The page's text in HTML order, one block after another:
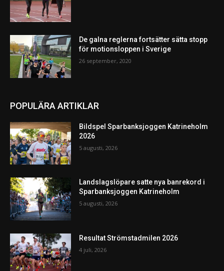
De galna reglerna fortsätter sätta stopp
för motionsloppen i Sverige
26 september, 2020
POPULÄRA ARTIKLAR
Bildspel Sparbanksjoggen Katrineholm
2026
5 augusti, 2026
Landslagslöpare satte nya banrekord i
Sparbanksjoggen Katrineholm
5 augusti, 2026
Resultat Strömstadmilen 2026
4 juli, 2026